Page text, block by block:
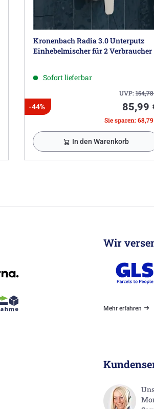
Kronenbach Radia 3.0 Unterputz
Einhebelmischer für 2 Verbraucher
Sofort lieferbar
UVP:
-44% 85,99
Sie sparen:
In den Warenkorb
Wir
Mehr erfahren